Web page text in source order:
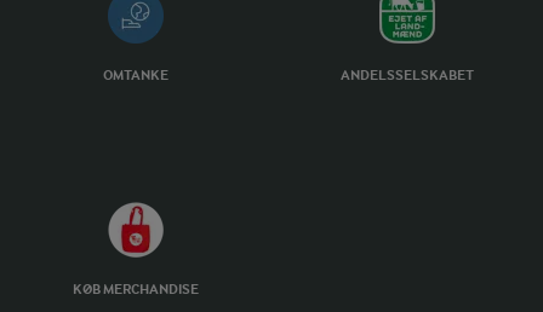
OMTANKE ANDELSSELSKABET
KØB MERCHANDISE